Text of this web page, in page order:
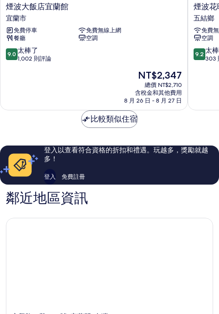
煙
波
大
飯
店
宜
蘭
煙波大飯店宜蘭館
宜蘭市
免費停車
免費無線上網
餐廳
空調
9.0
分，
棒
評
論
9.0 太棒了
1,002 則評論
現
價
格
為
NT$2,347
NT$2,347
總價 NT$2,710
含稅金和其他費用
8 月 26 日 - 8 月 27 日
煙
波
花
時
間
宜
蘭
煙波花
五結鄉
免費
空調
9.2
分，
棒
評
論
9.2 太
303
比較類似住宿
登入以查看符合資格的折扣和禮遇。玩越多，獎勵就越
多！
登入 免費註冊
鄰近地區資訊